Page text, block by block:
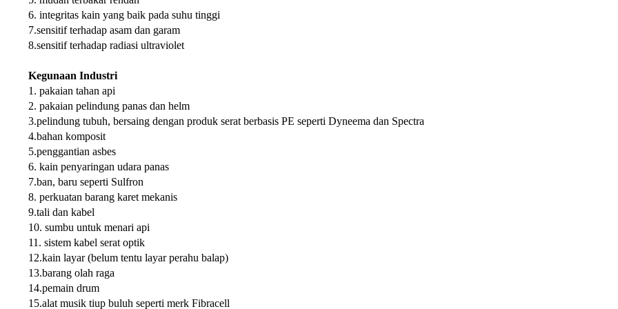
6. integritas kain yang baik pada suhu tinggi
7.sensitif terhadap asam dan garam
8.sensitif terhadap radiasi ultraviolet
Kegunaan Industri
1. pakaian tahan api
2. pakaian pelindung panas dan helm
3.pelindung tubuh, bersaing dengan produk serat berbasis PE seperti Dyneema dan Spectra
4.bahan komposit
5.penggantian asbes
6. kain penyaringan udara panas
7.ban, baru seperti Sulfron
8. perkuatan barang karet mekanis
9.tali dan kabel
10. sumbu untuk menari api
11. sistem kabel serat optik
12.kain layar (belum tentu layar perahu balap)
13.barang olah raga
14.pemain drum
15.alat musik tiup buluh seperti merk Fibracell